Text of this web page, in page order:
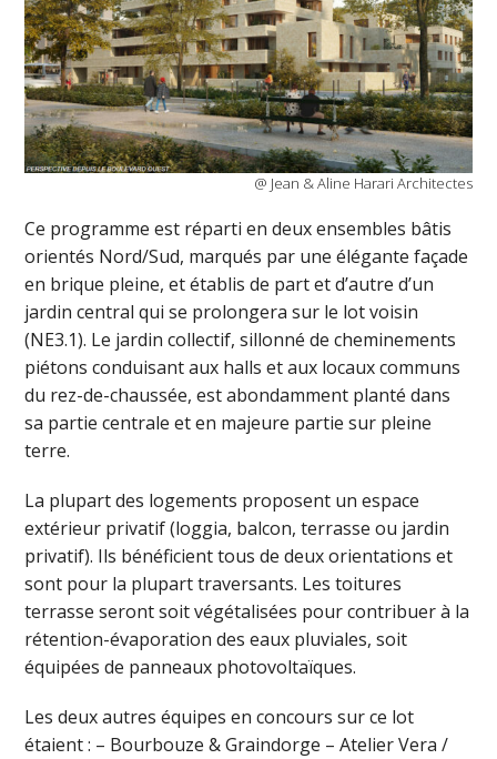
@ Jean & Aline Harari Architectes
Ce programme est réparti en deux ensembles bâtis
orientés Nord/Sud, marqués par une élégante façade
en brique pleine, et établis de part et d’autre d’un
jardin central qui se prolongera sur le lot voisin
(NE3.1). Le jardin collectif, sillonné de cheminements
piétons conduisant aux halls et aux locaux communs
du rez-de-chaussée, est abondamment planté dans
sa partie centrale et en majeure partie sur pleine
terre.
La plupart des logements proposent un espace
extérieur privatif (loggia, balcon, terrasse ou jardin
privatif). Ils bénéficient tous de deux orientations et
sont pour la plupart traversants. Les toitures
terrasse seront soit végétalisées pour contribuer à la
rétention-évaporation des eaux pluviales, soit
équipées de panneaux photovoltaïques.
Les deux autres équipes en concours sur ce lot
étaient : – Bourbouze & Graindorge – Atelier Vera /